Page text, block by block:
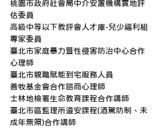
桃園市政府社會局中介安置機構實地評
估委員
高級中等以下教評會人才庫-兒少福利組
專家委員
臺北市家庭暴力暨性侵害防治中心合作
心理師
臺北市親職賦能到宅服務人員
善牧基金會合作諮商心理師
士林地檢署生命教育課程合作講師
臺北市區監理所道安課程(酒駕防制、未
成年無照)合作講師